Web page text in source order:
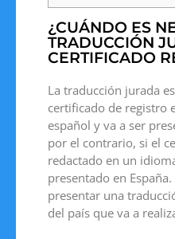
¿CUÁNDO ES
TRADUCCIÓN
CERTIFICADO
La traducción jurada
certificado de registro
español y va a ser
por el contrario, si el
redactado en un
presentado en
presentar una
del país que va a